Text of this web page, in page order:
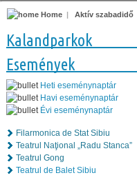
Home | Aktív szabadidő
Kalandparkok
Események
Heti eseménynaptár
Havi eseménynaptár
Évi eseménynaptár
Filarmonica de Stat Sibiu
Teatrul Naţional „Radu Stanca”
Teatrul Gong
Teatrul de Balet Sibiu